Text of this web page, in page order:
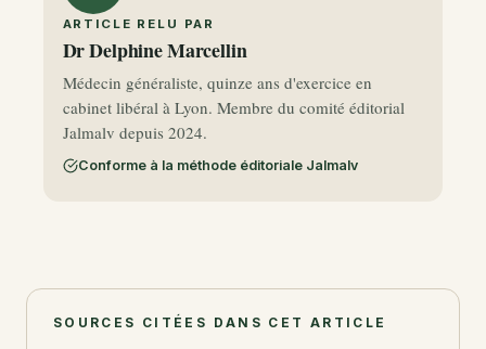
ARTICLE RELU PAR
Dr Delphine Marcellin
Médecin généraliste, quinze ans d'exercice en
cabinet libéral à Lyon. Membre du comité éditorial
Jalmalv depuis 2024.
Conforme à la méthode éditoriale Jalmalv
SOURCES CITÉES DANS CET ARTICLE